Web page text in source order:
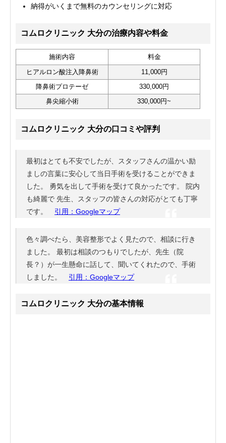
納得がいくまで無料のカウンセリングに対応
コムロクリニック 大分の治療内容や料金
施術内容
料金
ヒアルロン酸注入降鼻術
11,000円
降鼻術プロテーゼ
330,000円
鼻尖縮小術
330,000円~
コムロクリニック 大分の口コミや評判
最初はとても不安でしたが、スタッフさんの温かい励
ましの言葉に安心して当日手術を受けることができま
した。 勇気を出して手術を受けて良かったです。 院内
も綺麗で 先生、スタッフの皆さんの対応がとても丁寧
です。 引用：Googleマップ
色々調べたら、美容整形でよく見たので、相談に行き
ました。 最初は相談のつもりでしたが、先生（院
長？）が一生懸命に話して、聞いてくれたので、手術
しました。 引用：Googleマップ
コムロクリニック 大分の基本情報